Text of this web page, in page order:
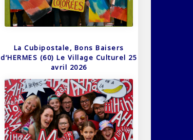
La Cubipostale, Bons Baisers
d’HERMES (60) Le Village Culturel 25
avril 2026